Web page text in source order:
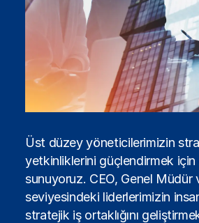
Üst düzey yöneticilerimizin
yetkinliklerini güçlendirmek
sunuyoruz. CEO, Genel Müdür
seviyesindeki liderlerimizin
stratejik iş ortaklığını